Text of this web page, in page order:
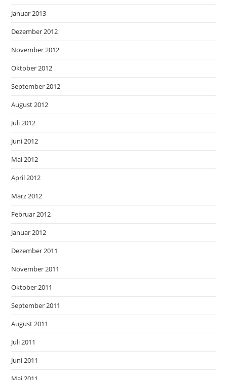
Januar 2013
Dezember 2012
November 2012
Oktober 2012
September 2012
August 2012
Juli 2012
Juni 2012
Mai 2012
April 2012
März 2012
Februar 2012
Januar 2012
Dezember 2011
November 2011
Oktober 2011
September 2011
August 2011
Juli 2011
Juni 2011